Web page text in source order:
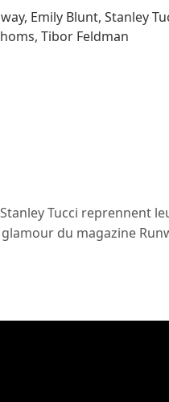
Emily Blunt, Stanley
Tibor Feldman
Tucci reprennent
du magazine